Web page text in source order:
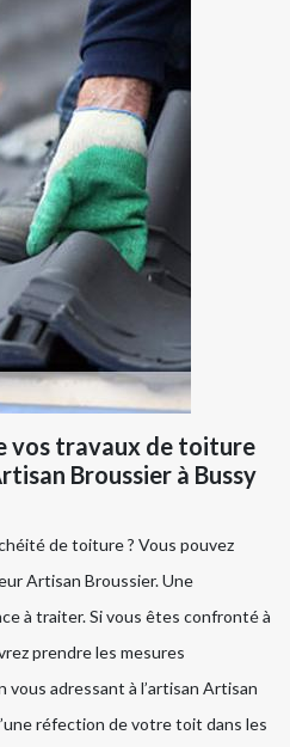
vos travaux de toiture
Broussier à Bussy
de toiture ? Vous pouvez
Artisan Broussier. Une
à traiter. Si vous êtes confronté à
prendre les mesures
vous adressant à l’artisan Artisan
réfection de votre toit dans les